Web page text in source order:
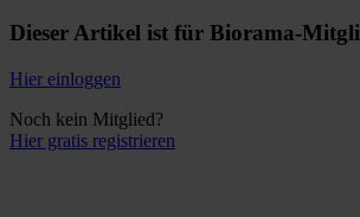
Dieser Artikel ist für Biorama-
Hier einloggen
Noch kein Mitglied?
Hier gratis registrieren